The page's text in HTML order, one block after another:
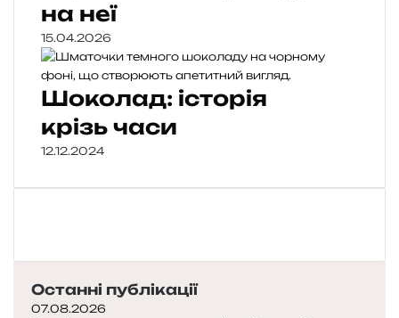
на неї
15.04.2026
Шоколад: історія
крізь часи
12.12.2024
Останні публікації
07.08.2026